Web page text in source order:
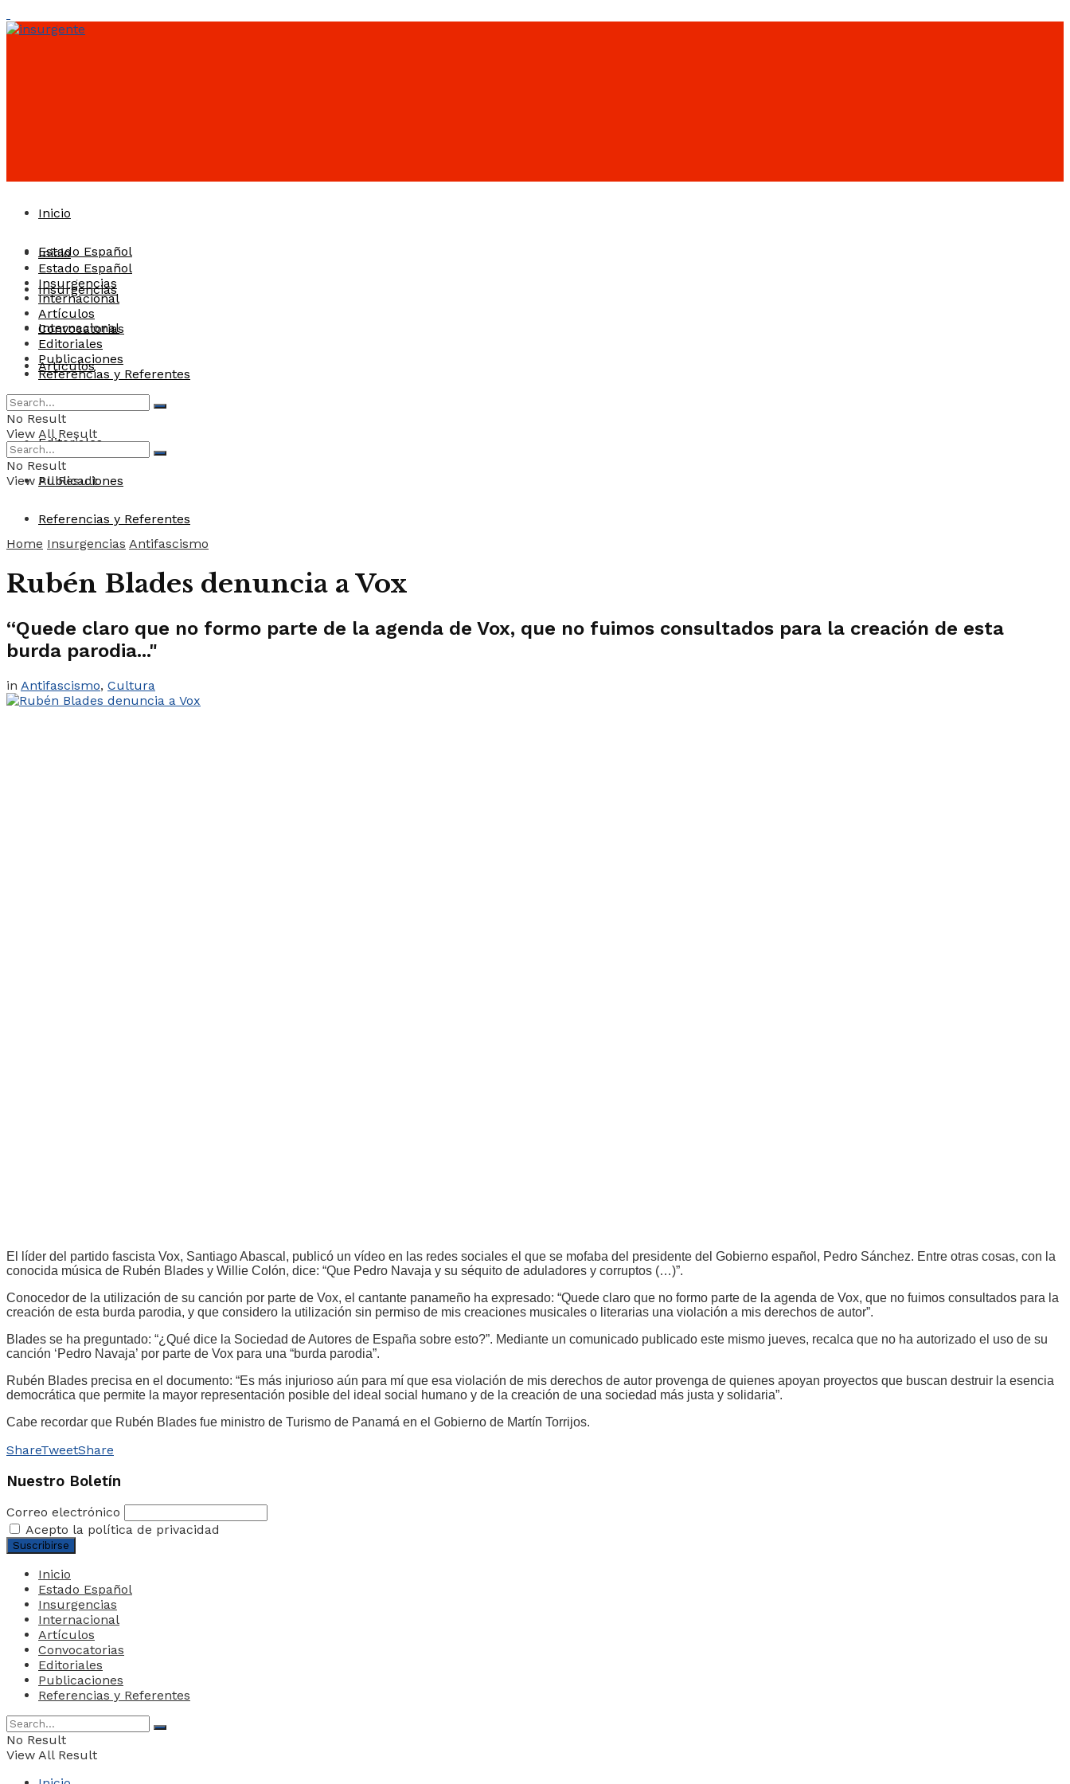
Inicio
Estado Español
Insurgencias
Internacional
Artículos
Convocatorias
Editoriales
Publicaciones
Referencias y Referentes
Inicio
Estado Español
Insurgencias
Internacional
Artículos
Convocatorias
Editoriales
Publicaciones
Referencias y Referentes
No Result
View All Result
No Result
View All Result
Home Insurgencias Antifascismo
Rubén Blades denuncia a Vox
“Quede claro que no formo parte de la agenda de Vox, que no fuimos consultados para la creación de esta
burda parodia..."
in Antifascismo, Cultura
El líder del partido fascista Vox, Santiago Abascal, publicó un vídeo en las redes sociales el que se mofaba del presidente del Gobierno español, Pedro Sánchez. Entre otras cosas, con la
conocida música de Rubén Blades y Willie Colón, dice: “Que Pedro Navaja y su séquito de aduladores y corruptos (…)”.
Conocedor de la utilización de su canción por parte de Vox, el cantante panameño ha expresado: “Quede claro que no formo parte de la agenda de Vox, que no fuimos consultados para la
creación de esta burda parodia, y que considero la utilización sin permiso de mis creaciones musicales o literarias una violación a mis derechos de autor”.
Blades se ha preguntado: “¿Qué dice la Sociedad de Autores de España sobre esto?”. Mediante un comunicado publicado este mismo jueves, recalca que no ha autorizado el uso de su
canción ‘Pedro Navaja’ por parte de Vox para una “burda parodia”.
Rubén Blades precisa en el documento: “Es más injurioso aún para mí que esa violación de mis derechos de autor provenga de quienes apoyan proyectos que buscan destruir la esencia
democrática que permite la mayor representación posible del ideal social humano y de la creación de una sociedad más justa y solidaria”.
Cabe recordar que Rubén Blades fue ministro de Turismo de Panamá en el Gobierno de Martín Torrijos.
ShareTweetShare
Nuestro Boletín
Correo electrónico
Acepto la política de privacidad
Inicio
Estado Español
Insurgencias
Internacional
Artículos
Convocatorias
Editoriales
Publicaciones
Referencias y Referentes
No Result
View All Result